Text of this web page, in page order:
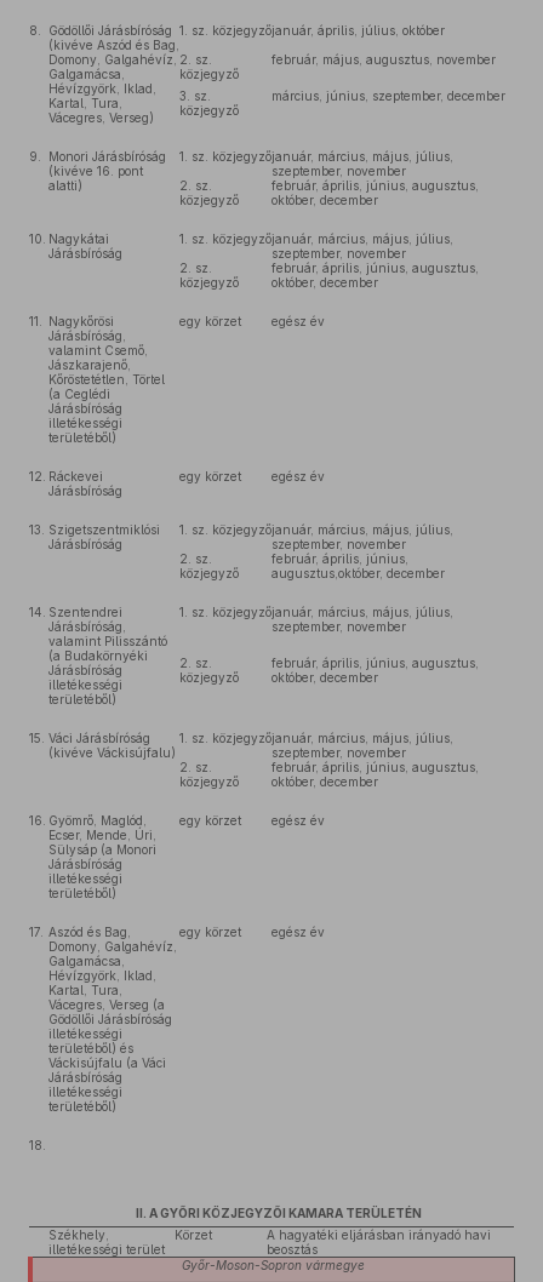
8.
Gödöllői Járásbíróság
(kivéve Aszód és Bag,
Domony, Galgahévíz,
Galgamácsa,
Hévízgyörk, Iklad,
Kartal, Tura,
Vácegres, Verseg)
1. sz. közjegyzőjanuár, április, július, október
2. sz.
közjegyző
február, május, augusztus, november
3. sz.
közjegyző
március, június, szeptember, december
9.
Monori Járásbíróság
(kivéve 16. pont
alatti)
1. sz. közjegyzőjanuár, március, május, július,
szeptember, november
2. sz.
közjegyző
február, április, június, augusztus,
október, december
10. Nagykátai
Járásbíróság
1. sz. közjegyzőjanuár, március, május, július,
szeptember, november
2. sz.
közjegyző
február, április, június, augusztus,
október, december
11.
Nagykőrösi
Járásbíróság,
valamint Csemő,
Jászkarajenő,
Kőröstetétlen, Törtel
(a Ceglédi
Járásbíróság
illetékességi
területéből)
egy körzet egész év
12. Ráckevei
Járásbíróság
egy körzet egész év
13.
Szigetszentmiklósi
Járásbíróság
1. sz. közjegyzőjanuár, március, május, július,
szeptember, november
2. sz.
közjegyző
február, április, június,
augusztus,október, december
14. Szentendrei
Járásbíróság,
valamint Pilisszántó
(a Budakörnyéki
Járásbíróság
illetékességi
területéből)
1. sz. közjegyzőjanuár, március, május, július,
szeptember, november
2. sz.
közjegyző
február, április, június, augusztus,
október, december
15. Váci Járásbíróság
(kivéve Váckisújfalu)
1. sz. közjegyzőjanuár, március, május, július,
szeptember, november
2. sz.
közjegyző
február, április, június, augusztus,
október, december
16. Gyömrő, Maglód,
Ecser, Mende, Úri,
Sülysáp (a Monori
Járásbíróság
illetékességi
területéből)
egy körzet egész év
17. Aszód és Bag,
Domony, Galgahévíz,
Galgamácsa,
Hévízgyörk, Iklad,
Kartal, Tura,
Vácegres, Verseg (a
Gödöllői Járásbíróság
illetékességi
területéből) és
Váckisújfalu (a Váci
Járásbíróság
illetékességi
területéből)
egy körzet egész év
18.
II. A GYŐRI KÖZJEGYZŐI KAMARA TERÜLETÉN
Székhely,
illetékességi terület
Körzet
A hagyatéki eljárásban irányadó havi
beosztás
Győr-Moson-Sopron vármegye